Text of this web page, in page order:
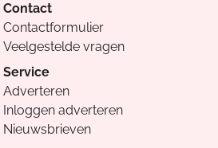
Contact
Contactformulier
Veelgestelde vragen
Service
Adverteren
Inloggen adverteren
Nieuwsbrieven